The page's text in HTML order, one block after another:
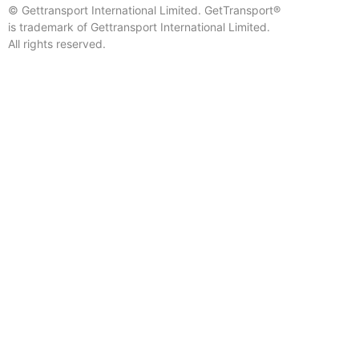
© Gettransport International Limited. GetTransport®
is trademark of Gettransport International Limited.
All rights reserved.